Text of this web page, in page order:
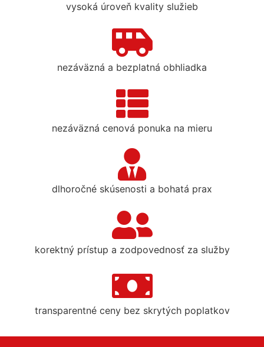
vysoká úroveň kvality služieb
nezáväzná a bezplatná obhliadka
nezáväzná cenová ponuka na mieru
dlhoročné skúsenosti a bohatá prax
korektný prístup a zodpovednosť za služby
transparentné ceny bez skrytých poplatkov